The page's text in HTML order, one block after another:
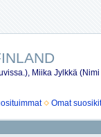
Miika Jylkkä
Omat suosikit